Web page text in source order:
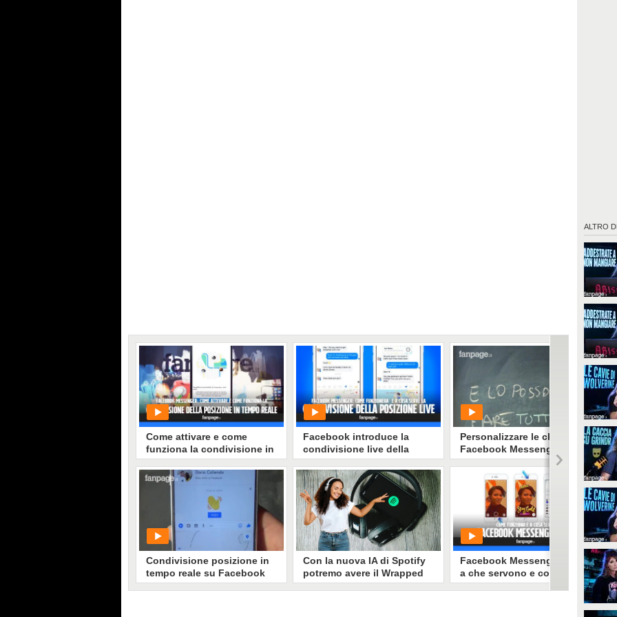
ALTRO DI
Come attivare e come
funziona la condivisione in
tempo reale su Facebook
Messenger
35617 • di Tecnologia Fanpage
Condivisione posizione in
tempo reale su Facebook
Messenger
Facebook introduce la
condivisione live della
posizione in Messenger:
ecco come funziona
PLAY
61870• diTecnologia Fanpage
Con la nuova IA di Spotify
potremo avere il Wrapped
tutto l'anno: basta fare una
Personalizzare le chat in
Facebook Messenger
PLAY
1081• diTecnologia Fanpage
Facebook Messenger Day:
a che servono e come
funzionano le “storie” su